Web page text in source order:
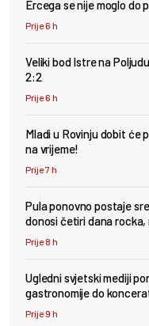
Ercega se nije moglo do
Prije 6 h
Veliki bod Istre na
2:2
Prije 6 h
Mladi u Rovinju dobit će
na vrijeme!
Prije 7 h
Pula ponovno postaje
donosi četiri dana
Prije 8 h
Ugledni svjetski mediji
gastronomije do
Prije 9 h